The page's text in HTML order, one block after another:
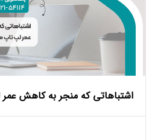
اشتباهاتی که منجر به کاهش